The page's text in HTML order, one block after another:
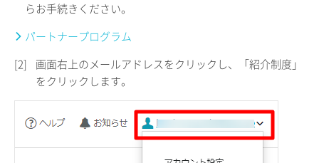
らお手続きください。
パートナープログラム
[2]
画面右上のメールアドレスをクリックし、「紹介制度」
をクリックします。